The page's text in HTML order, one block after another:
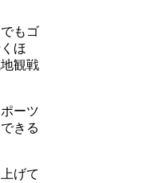
もゴ
ほ
観戦
ーツ
きる
げて